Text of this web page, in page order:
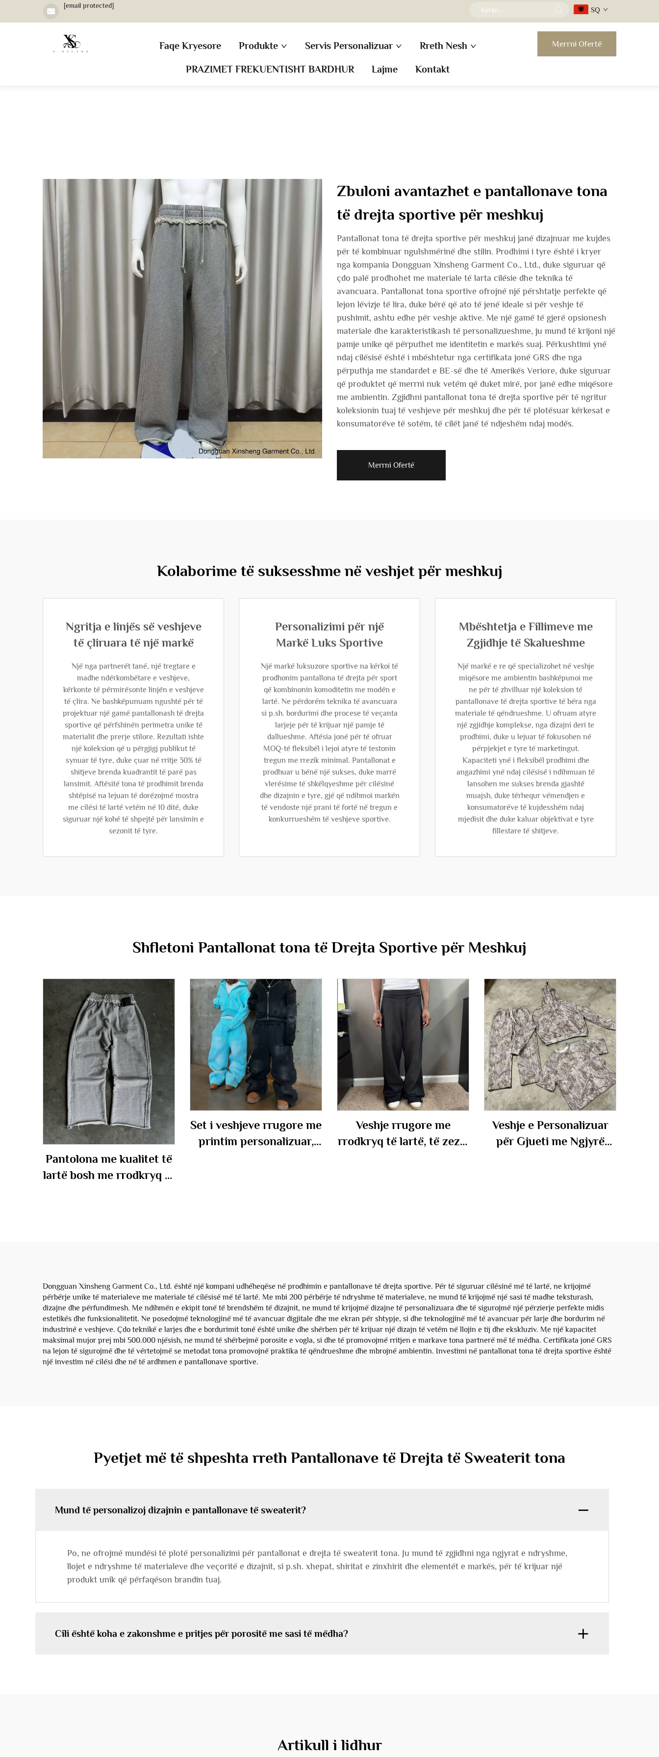
[email protected] SQ
Faqe Kryesore Produkte Servis Personalizuar Rreth Nesh
PRAZIMET FREKUENTISHT BARDHUR Lajme Kontakt
Merrni Ofertë
Zbuloni avantazhet e pantallonave tona
të drejta sportive për meshkuj
Pantallonat tona të drejta sportive për meshkuj janë dizajnuar me kujdes
për të kombinuar ngulshmërinë dhe stilin. Prodhimi i tyre është i kryer
nga kompania Dongguan Xinsheng Garment Co., Ltd., duke siguruar që
çdo palë prodhohet me materiale të larta cilësie dhe teknika të
avancuara. Pantallonat tona sportive ofrojnë një përshtatje perfekte që
lejon lëvizje të lira, duke bërë që ato të jenë ideale si për veshje të
pushimit, ashtu edhe për veshje aktive. Me një gamë të gjerë opsionesh
materiale dhe karakteristikash të personalizueshme, ju mund të krijoni një
pamje unike që përputhet me identitetin e markës suaj. Përkushtimi ynë
ndaj cilësisë është i mbështetur nga certifikata jonë GRS dhe nga
përputhja me standardet e BE-së dhe të Amerikës Veriore, duke siguruar
që produktet që merrni nuk vetëm që duket mirë, por janë edhe miqësore
me ambientin. Zgjidhni pantallonat tona të drejta sportive për të ngritur
koleksionin tuaj të veshjeve për meshkuj dhe për të plotësuar kërkesat e
konsumatorëve të sotëm, të cilët janë të ndjeshëm ndaj modës.
Merrni Ofertë
Kolaborime të suksesshme në veshjet për meshkuj
Ngritja e linjës së veshjeve
të çliruara të një markë
Një nga partnerët tanë, një tregtare e
madhe ndërkombëtare e veshjeve,
kërkonte të përmirësonte linjën e veshjeve
të çlira. Ne bashkëpunuam ngushtë për të
projektuar një gamë pantallonash të drejta
sportive që përfshinën perimetra unike të
materialit dhe prerje stilore. Rezultati ishte
një koleksion që u përgjigj publikut të
synuar të tyre, duke çuar në rritje 30% të
shitjeve brenda kuadrantit të parë pas
lansimit. Aftësitë tona të prodhimit brenda
shtëpisë na lejuan të dorëzojmë mostra
me cilësi të lartë vetëm në 10 ditë, duke
siguruar një kohë të shpejtë për lansimin e
sezonit të tyre.
Personalizimi për një
Markë Luks Sportive
Një markë luksuzore sportive na kërkoi të
prodhonim pantallona të drejta për sport
që kombinonin komoditetin me modën e
lartë. Ne përdorëm teknika të avancuara
si p.sh. bordurimi dhe procese të veçanta
larjeje për të krijuar një pamje të
dallueshme. Aftësia jonë për të ofruar
MOQ-të fleksibël i lejoi atyre të testonin
tregun me rrezik minimal. Pantallonat e
prodhuar u bënë një sukses, duke marrë
vlerësime të shkëlqyeshme për cilësinë
dhe dizajnin e tyre, gjë që ndihmoi markën
të vendoste një prani të fortë në tregun e
konkurrueshëm të veshjeve sportive.
Mbështetja e Fillimeve me
Zgjidhje të Skalueshme
Një markë e re që specializohet në veshje
miqësore me ambientin bashkëpunoi me
ne për të zhvilluar një koleksion të
pantallonave të drejta sportive të bëra nga
materiale të qëndrueshme. U ofruam atyre
një zgjidhje komplekse, nga dizajni deri te
prodhimi, duke u lejuar të fokusohen në
përpjekjet e tyre të marketingut.
Kapaciteti ynë i fleksibël prodhimi dhe
angazhimi ynë ndaj cilësisë i ndihmuan të
lansohen me sukses brenda gjashtë
muajsh, duke tërhequr vëmendjen e
konsumatorëve të kujdesshëm ndaj
mjedisit dhe duke kaluar objektivat e tyre
fillestare të shitjeve.
Shfletoni Pantallonat tona të Drejta Sportive për Meshkuj
Pantolona me kualitet të
lartë bosh me rrodkryq të
francez të lirë për
meshkuj
Set i veshjeve rrugore me
printim personalizuar,
Veshje rrugore me
rrodkryq të lartë, të zeza,
Veshje e Personalizuar
për Gjueti me Ngjyrë
Dongguan Xinsheng Garment Co., Ltd. është një kompani udhëheqëse në prodhimin e pantallonave të drejta sportive. Për të siguruar cilësinë më të lartë, ne krijojmë
përbërje unike të materialeve me materiale të cilësisë më të lartë. Me mbi 200 përbërje të ndryshme të materialeve, ne mund të krijojmë një sasi të madhe teksturash,
dizajne dhe përfundimesh. Me ndihmën e ekipit tonë të brendshëm të dizajnit, ne mund të krijojmë dizajne të personalizuara dhe të sigurojmë një përzierje perfekte midis
estetikës dhe funksionalitetit. Ne posedojmë teknologjinë më të avancuar digjitale dhe me ekran për shtypje, si dhe teknologjinë më të avancuar për larje dhe bordurim në
industrinë e veshjeve. Çdo teknikë e larjes dhe e bordurimit tonë është unike dhe shërben për të krijuar një dizajn të vetëm në llojin e tij dhe ekskluziv. Me një kapacitet
maksimal mujor prej mbi 500.000 njësish, ne mund të shërbejmë porosite e vogla, si dhe të promovojmë rritjen e markave tona partnerë më të mëdha. Certifikata jonë GRS
na lejon të sigurojmë dhe të vërtetojmë se metodat tona promovojnë praktika të qëndrueshme dhe mbrojnë ambientin. Investimi në pantallonat tona të drejta sportive është
një investim në cilësi dhe në të ardhmen e pantallonave sportive.
Pyetjet më të shpeshta rreth Pantallonave të Drejta të Sweaterit tona
Mund të personalizoj dizajnin e pantallonave të sweaterit?
Po, ne ofrojmë mundësi të plotë personalizimi për pantallonat e drejta të sweaterit tona. Ju mund të zgjidhni nga ngjyrat e ndryshme,
llojet e ndryshme të materialeve dhe veçoritë e dizajnit, si p.sh. xhepat, shiritat e zinxhirit dhe elementët e markës, për të krijuar një
produkt unik që përfaqëson brandin tuaj.
Cili është koha e zakonshme e pritjes për porositë me sasi të mëdha?
Artikull i lidhur